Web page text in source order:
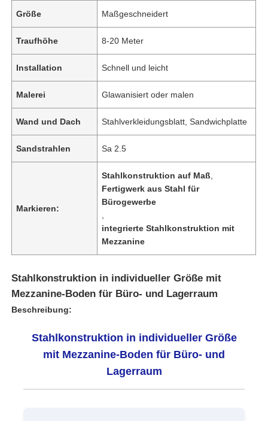
Größe Maßgeschneidert
Traufhöhe 8-20 Meter
Installation Schnell und leicht
Malerei Glawanisiert oder malen
Wand und Dach Stahlverkleidungsblatt, Sandwichplatte
Sandstrahlen Sa 2.5
Markieren:
Stahlkonstruktion auf Maß
Fertigwerk aus Stahl für
Bürogewerbe
integrierte Stahlkonstruktion mit
Mezzanine
Stahlkonstruktion in individueller Größe mit
Mezzanine-Boden für Büro- und Lagerraum
Beschreibung:
Stahlkonstruktion in individueller Größe
mit Mezzanine-Boden für Büro- und
Lagerraum